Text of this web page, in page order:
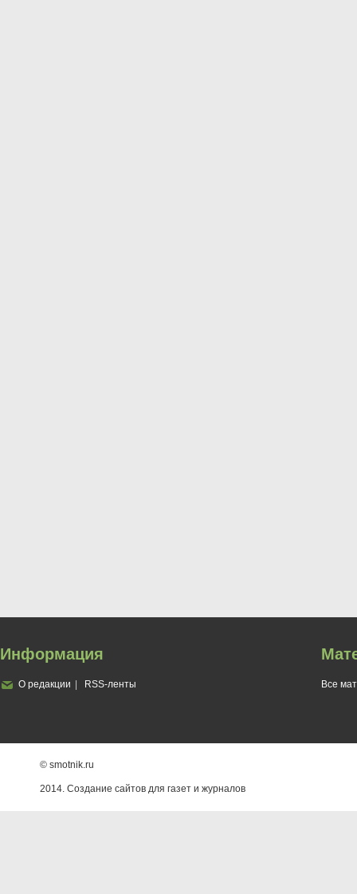
Информация
О редакции RSS-ленты Все
© smotnik.ru
2014. Создание сайтов для газет и журналов